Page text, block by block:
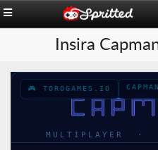
Insira